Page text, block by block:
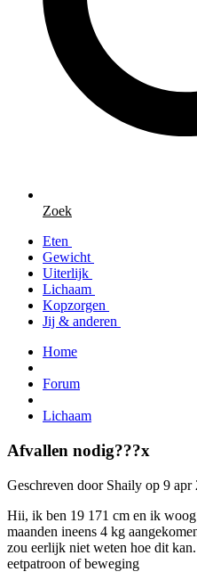
Zoek
Eten
Gewicht
Uiterlijk
Lichaam
Kopzorgen
Jij & anderen
Home
Forum
Lichaam
Afvallen nodig???x
Geschreven door Shaily op 9 apr
Hii, ik ben 19 171 cm en ik
maanden ineens 4 kg
zou eerlijk niet weten hoe dit
eetpatroon of beweging